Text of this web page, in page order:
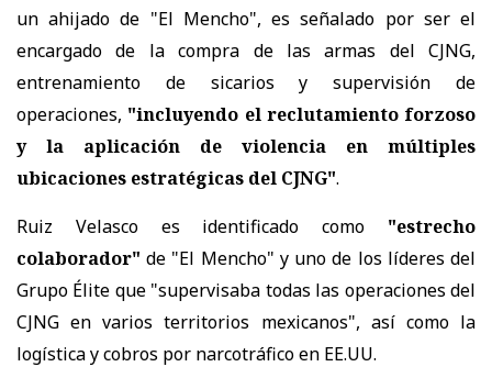
un ahijado de "El Mencho", es señalado por ser el
encargado de la compra de las armas del CJNG,
entrenamiento de sicarios y supervisión de
operaciones, "incluyendo el reclutamiento forzoso
y la aplicación de violencia en múltiples
ubicaciones estratégicas del CJNG".
Ruiz Velasco es identificado como "estrecho
colaborador" de "El Mencho" y uno de los líderes del
Grupo Élite que "supervisaba todas las operaciones del
CJNG en varios territorios mexicanos", así como la
logística y cobros por narcotráfico en EE.UU.